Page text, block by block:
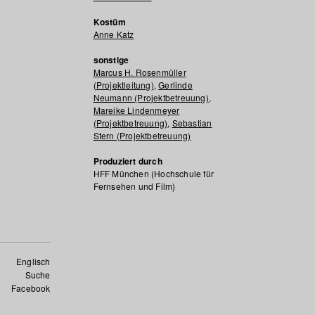
Kostüm
Anne Katz
sonstige
Marcus H. Rosenmüller
(Projektleitung),Gerlinde
Neumann (Projektbetreuung),
Mareike Lindenmeyer
(Projektbetreuung), Sebastian
Stern (Projektbetreuung)
Produziert durch
HFF München (Hochschule für
Fernsehen und Film)
Englisch
Suche
Facebook